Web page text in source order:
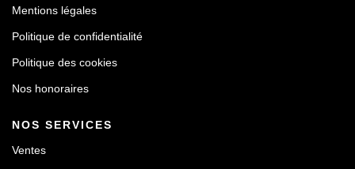
Mentions légales
Politique de confidentialité
Politique des cookies
Nos honoraires
NOS SERVICES
Ventes